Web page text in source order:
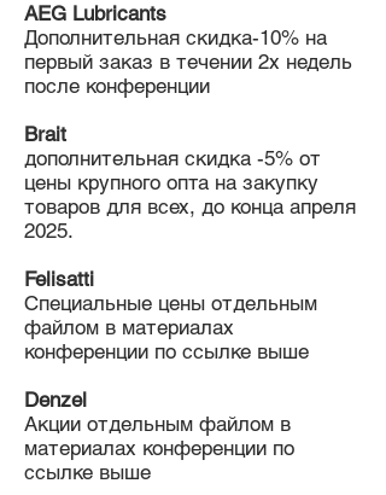
AEG Lubricants
Дополнительная скидка-10% на
первый заказ в течении 2х недель
после конференции
Brait
дополнительная скидка -5% от
цены крупного опта на закупку
товаров для всех, до конца апреля
2025.
Felisatti
Специальные цены отдельным
файлом в материалах
конференции по ссылке выше
Denzel
Акции отдельным файлом в
материалах конференции по
ссылке выше